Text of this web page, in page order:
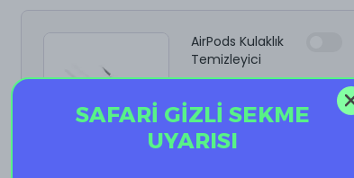
AirPods Kulaklık
Temizleyici
₺ 199.90 ₺ 179.91
SAFARİ GİZLİ SEKME
UYARISI